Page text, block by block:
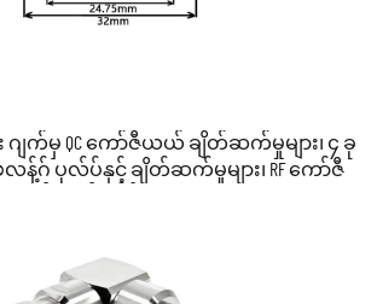
း ဂျက်မှ QC ကော်ဇီယယ် ချိတ်ဆက်မှုများ၊ ၄ ခု
န့်ဂ် ပုလ်ပ်နှင့် ချိတ်ဆက်မှုများ၊ RF ကော်ဇီ